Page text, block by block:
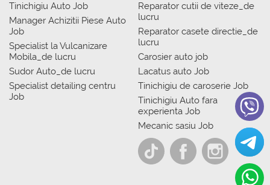
Tinichigiu Auto Job
Manager Achizitii Piese Auto
Job
Specialist la Vulcanizare
Mobila_de lucru
Sudor Auto_de lucru
Specialist detailing centru
Job
Reparator cutii de viteze_de
lucru
Reparator casete directie_de
lucru
Carosier auto job
Lacatus auto Job
Tinichigiu de caroserie Job
Tinichigiu Auto fara
experienta Job
Mecanic sasiu Job